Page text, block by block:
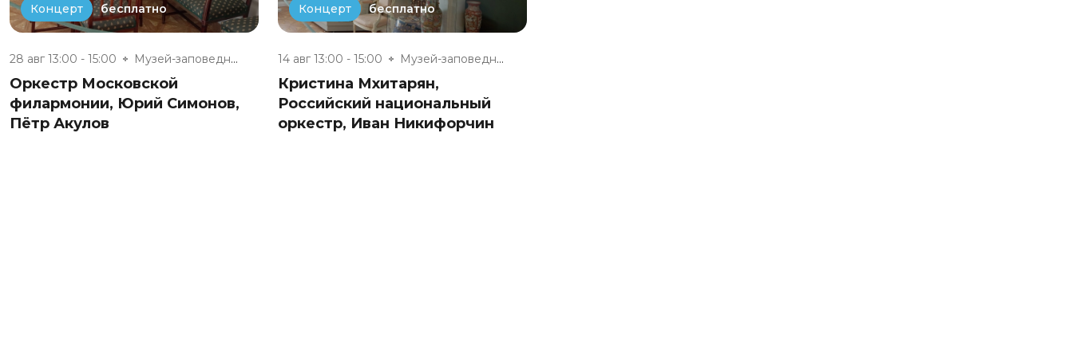
Концерт бесплатно
28 авг 13:00 - 15:00 Музей-заповедник «Полотняный З...
Оркестр Московской
филармонии, Юрий Симонов,
Пётр Акулов
Концерт бесплатно
14 авг 13:00 - 15:00 Музей-заповедник «Полотняный З...
Кристина Мхитарян,
Российский национальный
оркестр, Иван Никифорчин